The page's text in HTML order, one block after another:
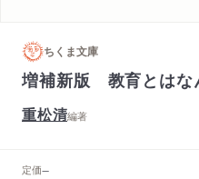
ちくま文庫
増補新版 教育とはな
重松清編著
定価--